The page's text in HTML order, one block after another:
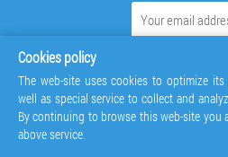
Cookies policy
The web-site uses cookies to optimize
well as special service to collect and
By continuing to browse this web-site you
above service.